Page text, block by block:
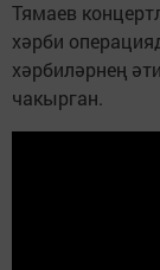
Тямаев
хәрби
хәрбиләрнең
чакырган.